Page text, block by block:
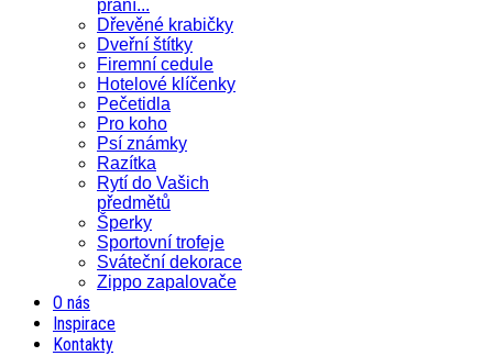
přání...
Dřevěné krabičky
Dveřní štítky
Firemní cedule
Hotelové klíčenky
Pečetidla
Pro koho
Psí známky
Razítka
Rytí do Vašich
předmětů
Šperky
Sportovní trofeje
Sváteční dekorace
Zippo zapalovače
O nás
Inspirace
Kontakty